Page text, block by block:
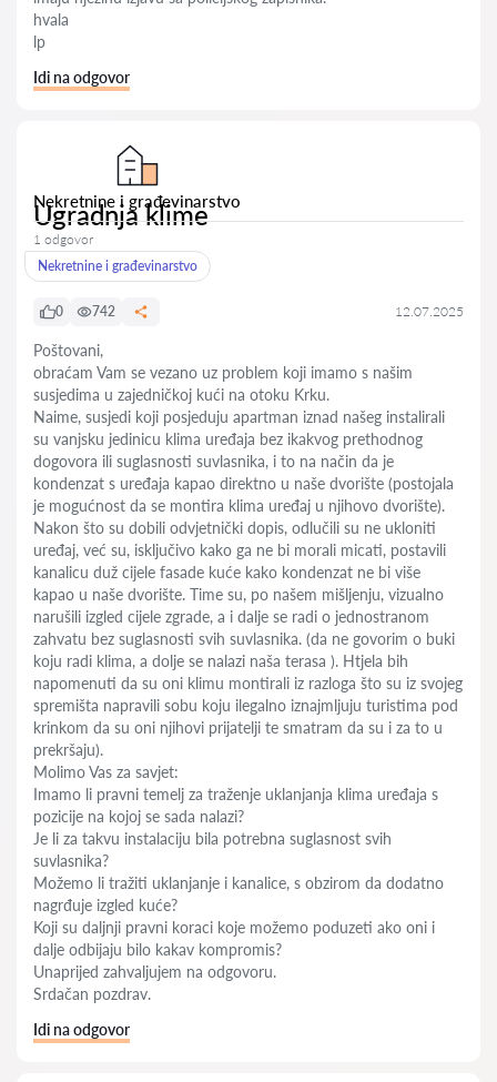
hvala
lp
Idi na odgovor
Nekretnine i građevinarstvo
Ugradnja klime
1 odgovor
Nekretnine i građevinarstvo
0 742 12.07.2025
Poštovani,
obraćam Vam se vezano uz problem koji imamo s našim
susjedima u zajedničkoj kući na otoku Krku.
Naime, susjedi koji posjeduju apartman iznad našeg instalirali
su vanjsku jedinicu klima uređaja bez ikakvog prethodnog
dogovora ili suglasnosti suvlasnika, i to na način da je
kondenzat s uređaja kapao direktno u naše dvorište (postojala
je mogućnost da se montira klima uređaj u njihovo dvorište).
Nakon što su dobili odvjetnički dopis, odlučili su ne ukloniti
uređaj, već su, isključivo kako ga ne bi morali micati, postavili
kanalicu duž cijele fasade kuće kako kondenzat ne bi više
kapao u naše dvorište. Time su, po našem mišljenju, vizualno
narušili izgled cijele zgrade, a i dalje se radi o jednostranom
zahvatu bez suglasnosti svih suvlasnika. (da ne govorim o buki
koju radi klima, a dolje se nalazi naša terasa ). Htjela bih
napomenuti da su oni klimu montirali iz razloga što su iz svojeg
spremišta napravili sobu koju ilegalno iznajmljuju turistima pod
krinkom da su oni njihovi prijatelji te smatram da su i za to u
prekršaju).
Molimo Vas za savjet:
Imamo li pravni temelj za traženje uklanjanja klima uređaja s
pozicije na kojoj se sada nalazi?
Je li za takvu instalaciju bila potrebna suglasnost svih
suvlasnika?
Možemo li tražiti uklanjanje i kanalice, s obzirom da dodatno
nagrđuje izgled kuće?
Koji su daljnji pravni koraci koje možemo poduzeti ako oni i
dalje odbijaju bilo kakav kompromis?
Unaprijed zahvaljujem na odgovoru.
Srdačan pozdrav.
Idi na odgovor